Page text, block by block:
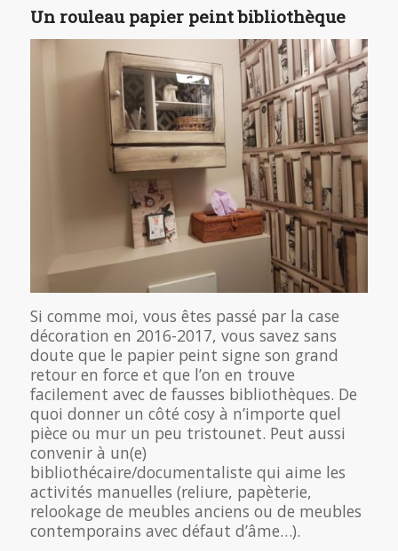
Un rouleau papier peint bibliothèque
Si comme moi, vous êtes passé par la case
décoration en 2016-2017, vous savez sans
doute que le papier peint signe son grand
retour en force et que l’on en trouve
facilement avec de fausses bibliothèques. De
quoi donner un côté cosy à n’importe quel
pièce ou mur un peu tristounet. Peut aussi
convenir à un(e)
bibliothécaire/documentaliste qui aime les
activités manuelles (reliure, papèterie,
relookage de meubles anciens ou de meubles
contemporains avec défaut d’âme…).